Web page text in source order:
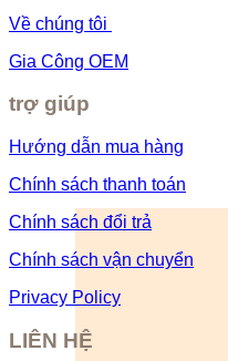
Về chúng tôi
Gia Công OEM
trợ giúp
Hướng dẫn mua hàng
Chính sách thanh toán
Chính sách đổi trả
Chính sách vận chuyển
Privacy Policy
LIÊN HỆ